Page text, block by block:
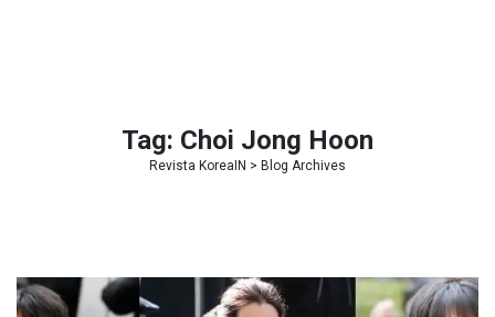
Tag: Choi Jong Hoon
Revista KoreaIN > Blog Archives